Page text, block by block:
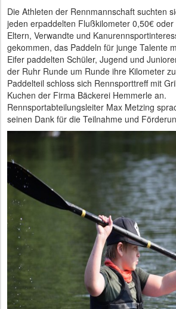
Die Athleten der Rennmannschaft suchten
jeden erpaddelten Flußkilometer 0,50€
Eltern, Verwandte und
gekommen, das Paddeln für junge Talente
Eifer paddelten Schüler, Jugend und
der Ruhr Runde um Runde ihre Kilometer
Paddelteil schloss sich Rennsporttreff mit
Kuchen der Firma Bäckerei Hemmerle an.
Rennsportabteilungsleiter Max Metzing
seinen Dank für die Teilnahme und